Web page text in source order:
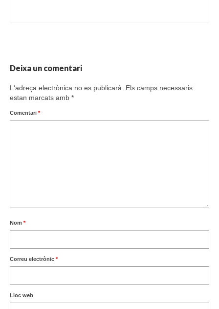
Deixa un comentari
L'adreça electrònica no es publicarà.
Els camps necessaris
estan marcats amb *
Comentari *
Nom *
Correu electrònic *
Lloc web